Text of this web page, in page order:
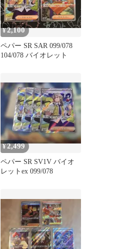
¥2,100
ペパー SR SAR 099/078
104/078 バイオレット
¥2,499
ペパー SR SV1V バイオ
レットex 099/078